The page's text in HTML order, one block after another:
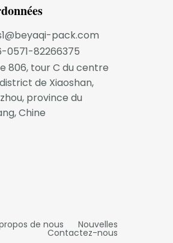
pack.com
0571-82266375
806, tour C du centre
de Xiaoshan,
province du
Chine
de nous Nouvelles
Contactez-nous